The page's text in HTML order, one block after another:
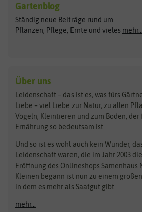
Exotische Samen
Gemüsesamen
Gründünger
Kräutersamen
Obstsamen
Pilzbrut
Rasensamen
Steckzwiebeln
Zimmer & Kübelpflanzen
Kataloge
Schnäppchen
Anzucht & Gartenzubehör
Anzuchtschalen
Arche Noah
ASB Greenworld
Benary
Bingenheimer Saatgut
Bionana
BIOWOL
Blumicorn
Bûten Birds
Gartenblog
Ständig neue Beiträge rund um
Pflanzen, Pflege, Ernte und vieles mehr...
Über uns
Leidenschaft – das ist es, was fürs
Liebe – viel Liebe zur Natur, zu allen
Vögeln, Kleintieren und zum Boden, der
Ernährung so bedeutsam ist.
Und so ist es wohl auch kein Wunder,
Leidenschaft waren, die im Jahr 2003
Eröffnung des Onlineshops Samenhaus
Kleinen begann ist nun zu einem
in dem es mehr als Saatgut gibt.
mehr...